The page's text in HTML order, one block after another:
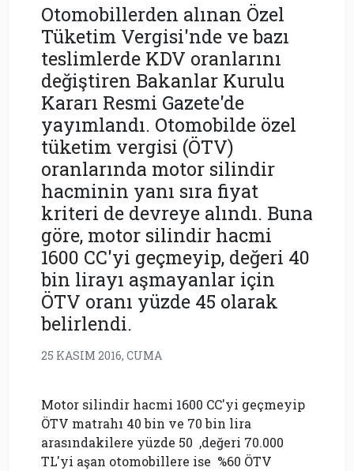
Otomobillerden alınan Özel
Tüketim Vergisi'nde ve bazı
teslimlerde KDV oranlarını
değiştiren Bakanlar Kurulu
Kararı Resmi Gazete'de
yayımlandı. Otomobilde özel
tüketim vergisi (ÖTV)
oranlarında motor silindir
hacminin yanı sıra fiyat
kriteri de devreye alındı. Buna
göre, motor silindir hacmi
1600 CC'yi geçmeyip, değeri 40
bin lirayı aşmayanlar için
ÖTV oranı yüzde 45 olarak
belirlendi.
25 KASIM 2016, CUMA
Motor silindir hacmi 1600 CC'yi geçmeyip
ÖTV matrahı 40 bin ve 70 bin lira
arasındakilere yüzde 50 ,değeri 70.000
TL'yi aşan otomobillere ise %60 ÖTV